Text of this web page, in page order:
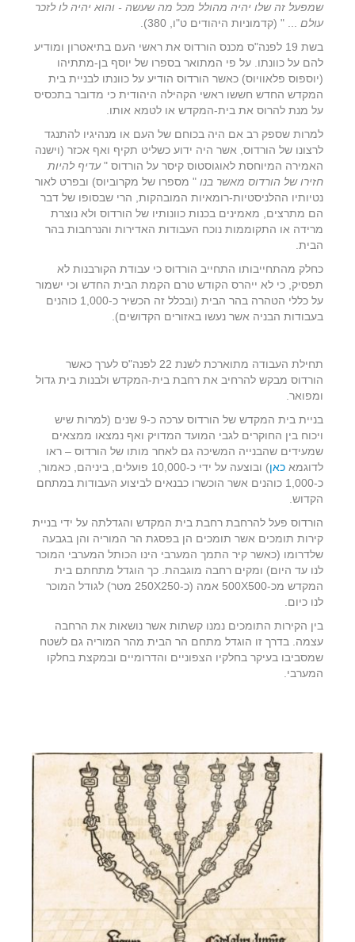
שמפעל זה שלו יהיה מהולל מכל מה שעשה - והוא יהיה לו לזכר
עולם ... " (קדמוניות היהודים ט"ו, 380).
בשת 19 לפנה"ס מכנס הורדוס את ראשי העם בתיאטרון ומודיע
להם על כוונתו. על פי המתואר בספרו של יוסף בן-מתתיהו
(יוספוס פלאוויוס) כאשר הורדוס הודיע על כוונתו לבניית בית
המקדש החדש חששו ראשי הקהילה היהודית כי מדובר בתכסיס
על מנת להרוס את בית-המקדש או לטמא אותו.
למרות שספק רב אם היה בכוחם של העם או מנהיגיו להתנגד
לרצונו של הורדוס, אשר היה ידוע כשליט תקיף ואף אכזר (וישנה
האמירה המיוחסת לאוגוסטוס קיסר על הורדוס "עדיף להיות
חזירו של הורדוס מאשר בנו " מספרו של מקרוביוס) ובפרט לאור
נטיותיו ההלניסטיות-רומאיות המובהקות, הרי שבסופו של דבר
הם מתרצים, מאמינים בכנות כוונותיו של הורדוס ולא נוצרת
מרידה או התקוממות נוכח העבודות האדירות והנרחבות בהר
הבית.
כחלק מהתחייבותו התחייב הורדוס כי עבודת הקורבנות לא
תפסיק, כי לא ייהרס הקודש טרם הקמת הבית החדש וכי ישמור
על כללי הטהרה בהר הבית (ובכלל זה הכשיר כ-1,000 כוהנים
בעבודות הבניה אשר נעשו באזורים הקדושים).
תחילת העבודה מתוארכת לשנת 22 לפנה"ס לערך כאשר
הורדוס מבקש להרחיב את רחבת בית-המקדש ולבנות בית גדול
ומפואר.
בניית בית המקדש של הורדוס ערכה כ-9 שנים (למרות שיש
ויכוח בין החוקרים לגבי המועד המדויק ואף נמצאו ממצאים
שמעידים שהבנייה המשיכה גם לאחר מותו של הורדוס – ראו
לדוגמא כאן
) ובוצעה על ידי כ-10,000 פועלים, ביניהם, כאמור,
כ-1,000 כוהנים אשר הוכשרו כבנאים לביצוע העבודות במתחם
הקדוש.
הורדוס פעל להרחבת רחבת בית המקדש והגדלתה על ידי בניית
קירות תומכים אשר תומכים הן בפסגת הר המוריה והן בגבעה
שלדרומו (כאשר קיר התמך המערבי הינו הכותל המערבי המוכר
לנו עד היום) ומקים רחבה מוגבהת. כך הוגדל מתחתם בית
המקדש מכ-500X500 אמה (כ-250X250 מטר) לגודל המוכר
לנו כיום.
בין הקירות התומכים נמנו קשתות אשר נושאות את הרחבה
עצמה. בדרך זו הוגדל מתחם הר הבית מהר המוריה גם לשטח
שמסביבו בעיקר בחלקיו הצפוניים והדרומיים ובמקצת בחלקו
המערבי.